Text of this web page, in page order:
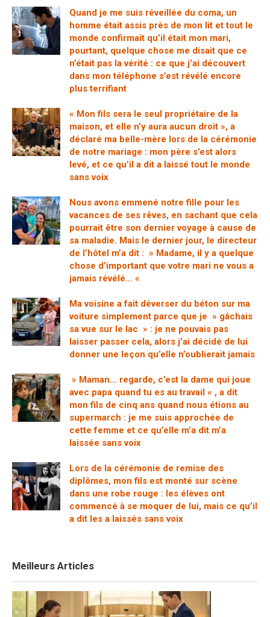
Quand je me suis réveillée du coma, un
homme était assis près de mon lit et tout le
monde confirmait qu’il était mon mari,
pourtant, quelque chose me disait que ce
n’était pas la vérité : ce que j’ai découvert
dans mon téléphone s’est révélé encore
plus terrifiant
« Mon fils sera le seul propriétaire de la
maison, et elle n’y aura aucun droit », a
déclaré ma belle-mère lors de la cérémonie
de notre mariage : mon père s’est alors
levé, et ce qu’il a dit a laissé tout le monde
sans voix
Nous avons emmené notre fille pour les
vacances de ses rêves, en sachant que cela
pourrait être son dernier voyage à cause de
sa maladie. Mais le dernier jour, le directeur
de l’hôtel m’a dit : » Madame, il y a quelque
chose d’important que votre mari ne vous a
jamais révélé… «
Ma voisine a fait déverser du béton sur ma
voiture simplement parce que je » gâchais
sa vue sur le lac » : je ne pouvais pas
laisser passer cela, alors j’ai décidé de lui
donner une leçon qu’elle n’oublierait jamais
» Maman… regarde, c’est la dame qui joue
avec papa quand tu es au travail « , a dit
mon fils de cinq ans quand nous étions au
supermarch : je me suis approchée de
cette femme et ce qu’elle m’a dit m’a
laissée sans voix
Lors de la cérémonie de remise des
diplômes, mon fils est monté sur scène
dans une robe rouge : les élèves ont
commencé à se moquer de lui, mais ce qu’il
a dit les a laissés sans voix
Meilleurs Articles